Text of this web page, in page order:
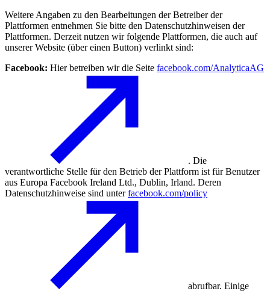
Weitere Angaben zu den Bearbeitungen der Betreiber der
Plattformen entnehmen Sie bitte den Datenschutzhinweisen der
Plattformen. Derzeit nutzen wir folgende Plattformen, die auch auf
unserer Website (über einen Button) verlinkt sind:
Facebook: Hier betreiben wir die Seite facebook.com/AnalyticaAG
. Die
verantwortliche Stelle für den Betrieb der Plattform ist für Benutzer
aus Europa Facebook Ireland Ltd., Dublin, Irland. Deren
Datenschutzhinweise sind unterfacebook.com/policy
abrufbar. Einige